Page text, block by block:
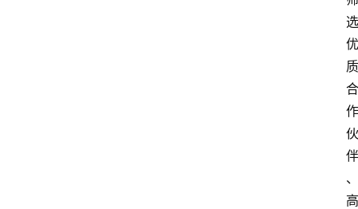
选
优
质
合
作
伙
伴
、
高